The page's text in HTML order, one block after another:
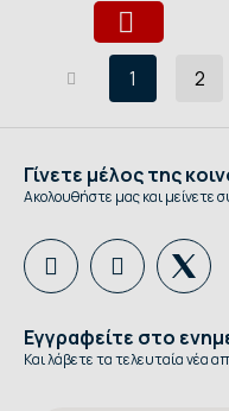
1 2
Γίνετε μέλος της
Ακολουθήστε μας και μείνετε
Εγγραφείτε στο
Και λάβετε τα τελευταία νέα